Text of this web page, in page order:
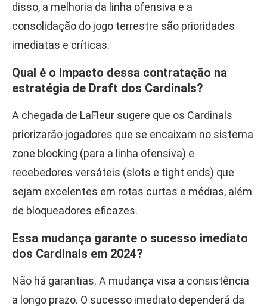
disso, a melhoria da linha ofensiva e a
consolidação do jogo terrestre são prioridades
imediatas e críticas.
Qual é o impacto dessa contratação na
estratégia de Draft dos Cardinals?
A chegada de LaFleur sugere que os Cardinals
priorizarão jogadores que se encaixam no sistema
zone blocking (para a linha ofensiva) e
recebedores versáteis (slots e tight ends) que
sejam excelentes em rotas curtas e médias, além
de bloqueadores eficazes.
Essa mudança garante o sucesso imediato
dos Cardinals em 2024?
Não há garantias. A mudança visa a consistência
a longo prazo. O sucesso imediato dependerá da